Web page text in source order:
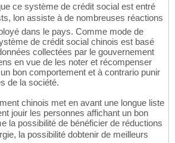
ce système de crédit social est entré
lon assiste à de nombreuses réactions
dans le pays. Comme mode de
de crédit social chinois est basé
collectées par le gouvernement
en vue de les noter et récompenser
bon comportement et à contrario punir
de la société.
chinois met en avant une longue liste
jouir les personnes affichant un bon
la possibilité de bénéficier de réductions
la possibilité dobtenir de meilleurs